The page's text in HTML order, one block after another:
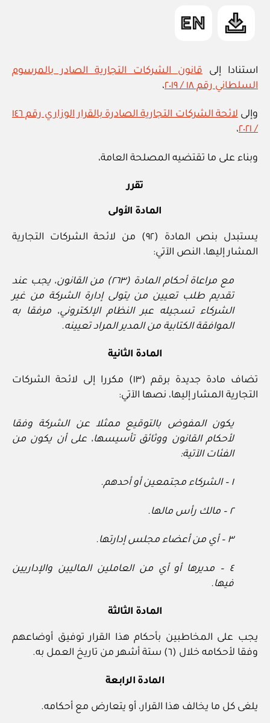
استنادا إلى قانون الشركات التجارية الصادر بالمرسوم
السلطاني رقم ١٨ / ٢٠١٩
،
وإلى
لائحة الشركات التجارية الصادرة بالقرار الوزاري رقم ١٤٦
/ ٢٠٢١
،
وبناء على ما تقتضيه المصلحة العامة،
تقرر
المادة الأولى
يستبدل بنص المادة (٩٢) من لائحة الشركات التجارية
المشار إليها، النص الآتي:
مع مراعاة أحكام المادة (٢٦٣) من القانون، يجب عند
تقديم طلب تعيين من يتولى إدارة الشركة من غير
الشركاء تسجيله عبر النظام الإلكتروني، مرفقا به
الموافقة الكتابية من المدير المراد تعيينه.
المادة الثانية
تضاف مادة جديدة برقم (١٣) مكررا إلى لائحة الشركات
التجارية المشار إليها، نصها الآتي:
يكون المفوض بالتوقيع ممثلا عن الشركة وفقا
لأحكام القانون ووثائق تأسيسها، على أن يكون من
الفئات الآتية:
١ – الشركاء مجتمعين أو أحدهم.
٢ – مالك رأس مالها.
٣ – أي من أعضاء مجلس إدارتها.
٤ – مديرها أو أي من العاملين الماليين والإداريين
فيها.
المادة الثالثة
يجب على المخاطبين بأحكام هذا القرار توفيق أوضاعهم
وفقا لأحكامه خلال (٦) ستة أشهر من تاريخ العمل به.
المادة الرابعة
يلغى كل ما يخالف هذا القرار، أو يتعارض مع أحكامه.